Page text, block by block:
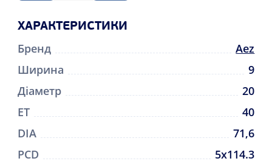
ХАРАКТЕРИСТИКИ
Бренд
Aez
Ширина
9
Діаметр
20
ET
40
DIA
71,6
PCD
5x114.3